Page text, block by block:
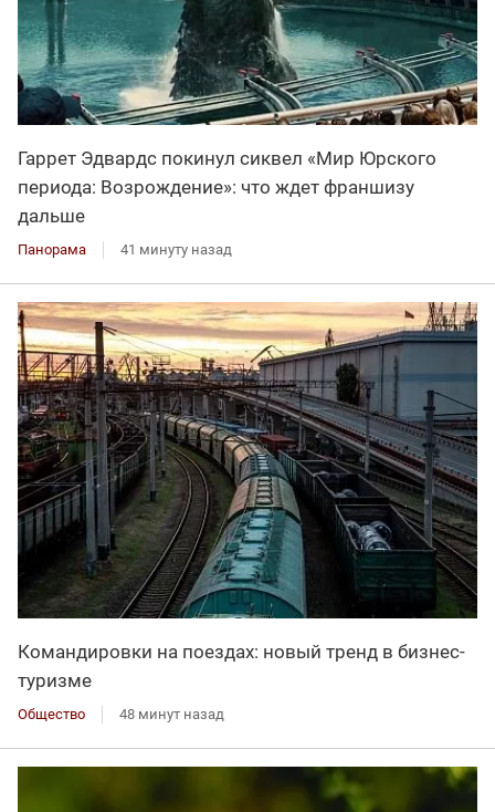
Гаррет Эдвардс покинул сиквел «Мир Юрского
периода: Возрождение»: что ждет франшизу
дальше
Панорама 41 минуту назад
Командировки на поездах: новый тренд в бизнес-
туризме
Общество 48 минут назад